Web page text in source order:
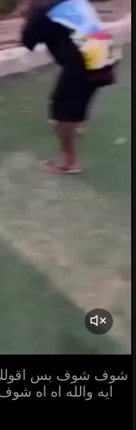
شوف شوف بس
ايه والله اه اه